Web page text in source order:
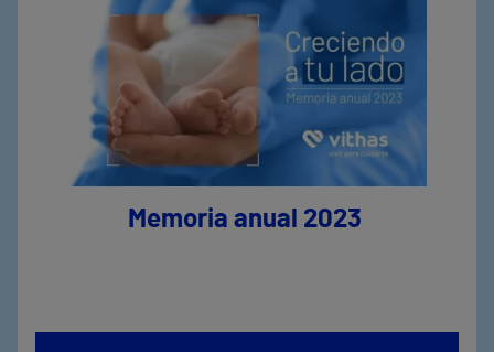
Memoria anual 2023